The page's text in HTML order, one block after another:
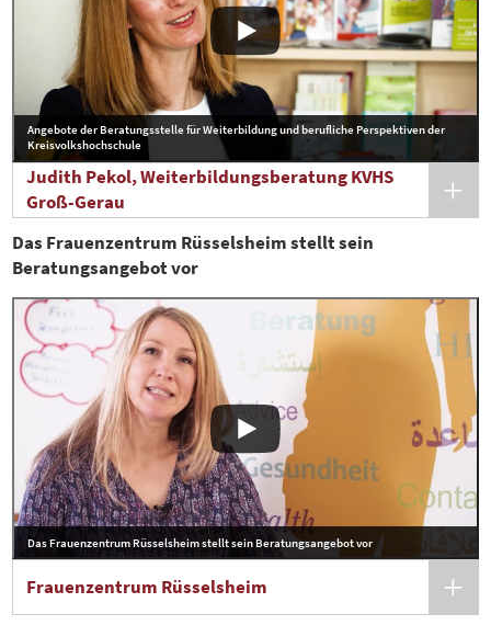
Angebote der Beratungsstelle für Weiterbildung und berufliche Perspektiven der
Kreisvolkshochschule
Judith Pekol, Weiterbildungsberatung KVHS
Groß-Gerau
Das Frauenzentrum Rüsselsheim stellt sein
Beratungsangebot vor
Das Frauenzentrum Rüsselsheim stellt sein Beratungsangebot vor
Frauenzentrum Rüsselsheim